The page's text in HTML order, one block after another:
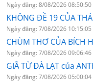
Ngày đăng: 8/08/2026
KHÔNG ĐỀ 19 CỦA
Ngày đăng: 7/08/2026
CHÙM THƠ CỦA BÍCH
Ngày đăng: 7/08/2026
GIÃ TỪ ĐÀ LẠT của
Ngày đăng: 7/08/2026